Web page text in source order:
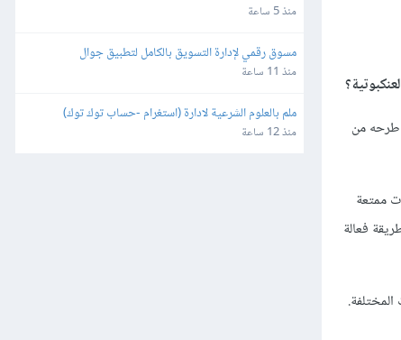
طرحه من
ممتعة
فعالة
منذ 5 ساعة
مسوق رقمي لإدارة التسويق بالكامل لتطبيق جوال
منذ 11 ساعة
ملم بالعلوم الشرعية لادارة (استغرام -حساب توك توك)
منذ 12 ساعة